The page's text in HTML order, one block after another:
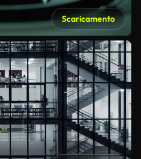
Scaricamento